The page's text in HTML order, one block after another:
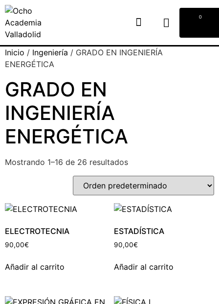
0
Inicio / Ingeniería / GRADO EN INGENIERÍA
ENERGÉTICA
GRADO EN
INGENIERÍA
ENERGÉTICA
Mostrando 1–16 de 26 resultados
ELECTROTECNIA
90,00€
Añadir al carrito
ESTADÍSTICA
90,00€
Añadir al carrito